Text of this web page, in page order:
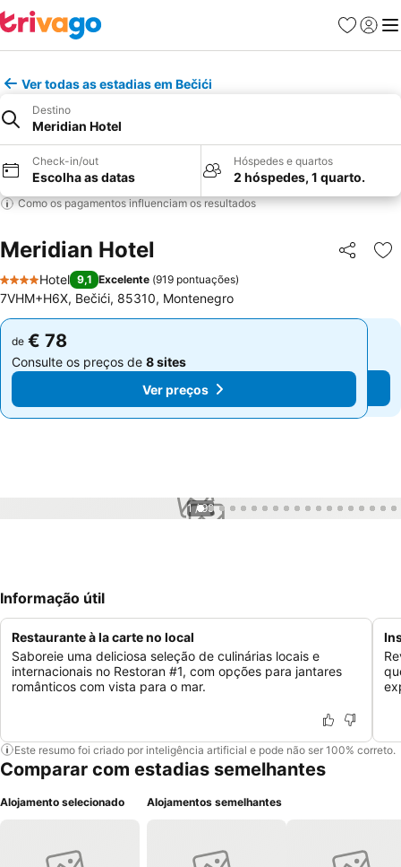
Favoritos
Iniciar
Ver todas as estadias em Bečići
Destino
Meridian Hotel
Check-in/out
Escolha as datas
Hóspedes e quartos
2 hóspedes, 1 quarto.
Como os pagamentos influenciam os resultados
Meridian Hotel Partilhar
4 Estrelas
Hotel 9,1 Excelente (919 pontuações)
7VHM+H6X, Bečići, 85310, Montenegro
de € 78
Consulte os preços de 8 sites
Ver preços
de € 78
Consulte os preços de 8 sites
Ver preços
1 / 99
Informação útil
Restaurante à la carte no local
Saboreie uma deliciosa seleção de culinárias locais e
internacionais no Restoran #1, com opções para jantares
românticos com vista para o mar.
Este resumo foi criado por inteligência artificial e pode não ser 100% correto.
Comparar com estadias semelhantes
Alojamento selecionado Alojamentos semelhantes